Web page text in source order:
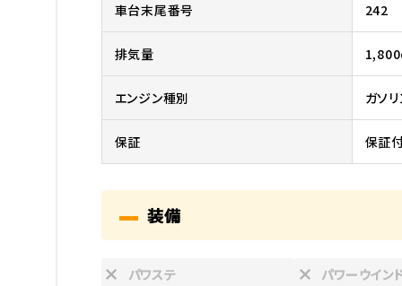
車台末尾番号 242
排気量
エンジン種別 ガソ
保証 保証
装備
パワステ
パワーウイン